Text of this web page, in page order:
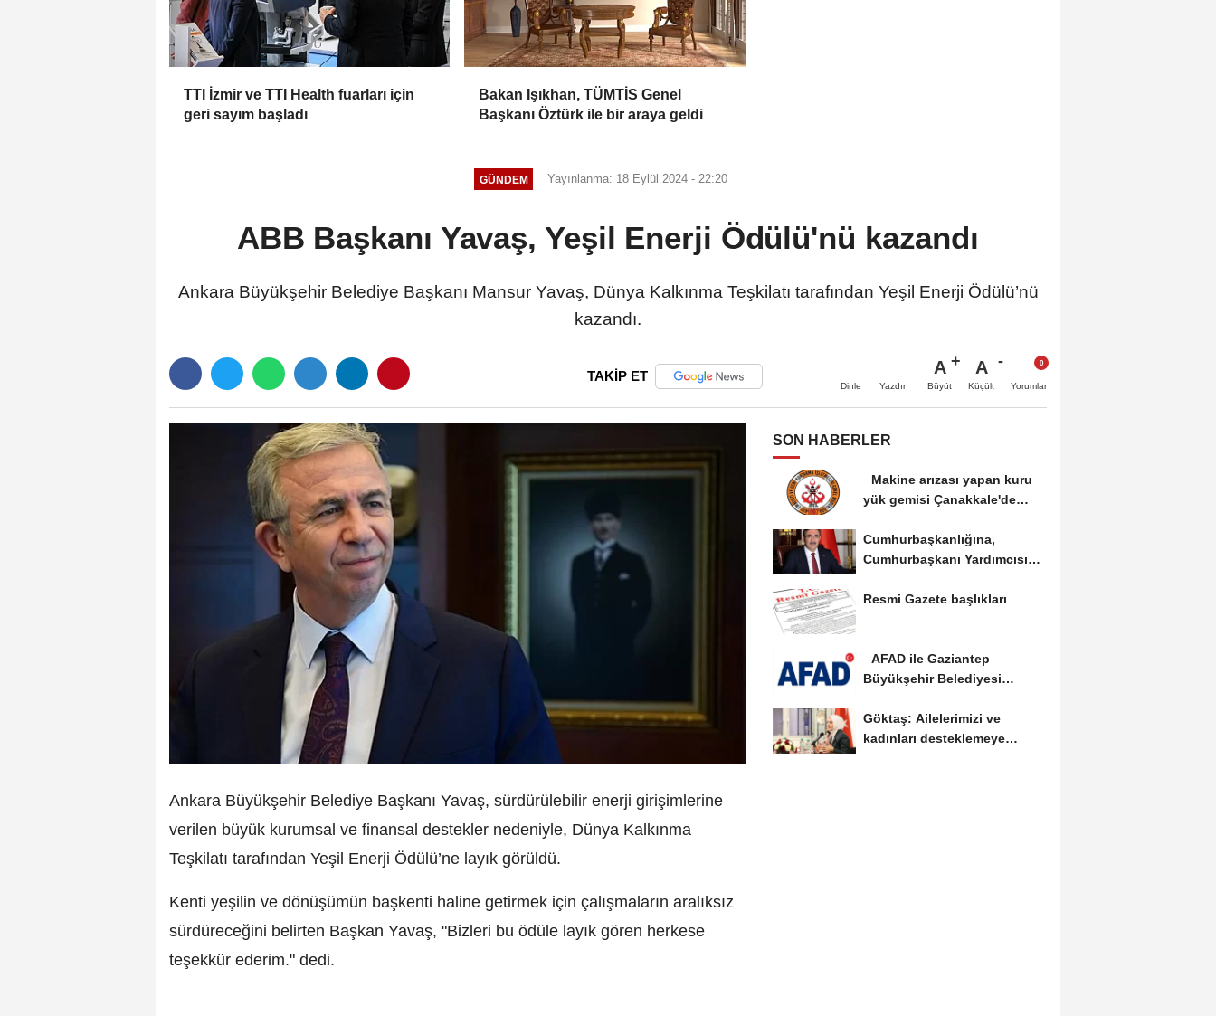
TTI İzmir ve TTI Health fuarları için
geri sayım başladı
Bakan Işıkhan, TÜMTİS Genel
Başkanı Öztürk ile bir araya geldi
GÜNDEM Yayınlanma: 18 Eylül 2024 - 22:20
ABB Başkanı Yavaş, Yeşil Enerji Ödülü'nü kazandı
Ankara Büyükşehir Belediye Başkanı Mansur Yavaş, Dünya Kalkınma Teşkilatı tarafından Yeşil Enerji Ödülü’nü
kazandı.
TAKİP ET
Dinle Yazdır
A
Büyüt
A
Küçült Yorumlar
Ankara Büyükşehir Belediye Başkanı Yavaş, sürdürülebilir enerji girişimlerine
verilen büyük kurumsal ve finansal destekler nedeniyle, Dünya Kalkınma
Teşkilatı tarafından Yeşil Enerji Ödülü’ne layık görüldü.
Kenti yeşilin ve dönüşümün başkenti haline getirmek için çalışmaların aralıksız
sürdüreceğini belirten Başkan Yavaş, "Bizleri bu ödüle layık gören herkese
teşekkür ederim." dedi.
SON HABERLER
Makine arızası yapan kuru
yük gemisi Çanakkale'de
Cumhurbaşkanlığına,
Cumhurbaşkanı Yardımcısı
Resmi Gazete başlıkları
AFAD ile Gaziantep
Büyükşehir Belediyesi
Göktaş: Ailelerimizi ve
kadınları desteklemeye